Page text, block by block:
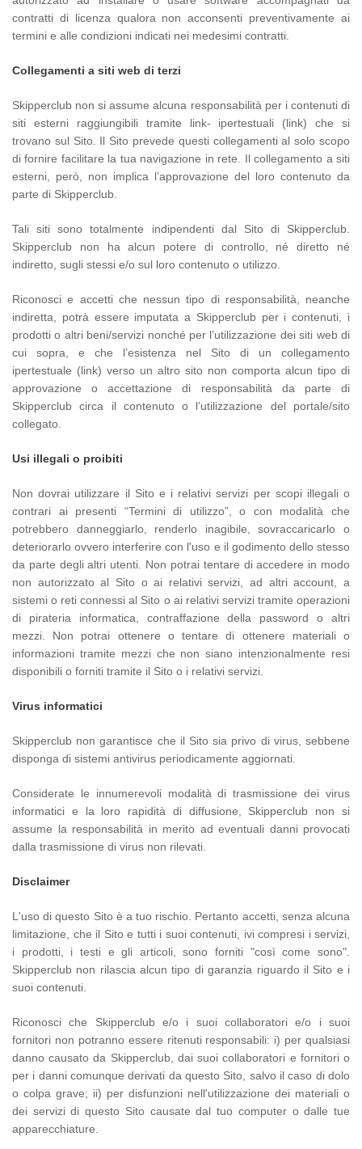
contratti di licenza qualora non acconsenti preventivamente ai
termini e alle condizioni indicati nei medesimi contratti.
Collegamenti a siti web di terzi
Skipperclub non si assume alcuna responsabilità per i contenuti di
siti esterni raggiungibili tramite link- ipertestuali (link) che si
trovano sul Sito. Il Sito prevede questi collegamenti al solo scopo
di fornire facilitare la tua navigazione in rete. Il collegamento a siti
esterni, però, non implica l’approvazione del loro contenuto da
parte di Skipperclub.
Tali siti sono totalmente indipendenti dal Sito di Skipperclub.
Skipperclub non ha alcun potere di controllo, né diretto né
indiretto, sugli stessi e/o sul loro contenuto o utilizzo.
Riconosci e accetti che nessun tipo di responsabilità, neanche
indiretta, potrà essere imputata a Skipperclub per i contenuti, i
prodotti o altri beni/servizi nonché per l’utilizzazione dei siti web di
cui sopra, e che l’esistenza nel Sito di un collegamento
ipertestuale (link) verso un altro sito non comporta alcun tipo di
approvazione o accettazione di responsabilità da parte di
Skipperclub circa il contenuto o l’utilizzazione del portale/sito
collegato.
Usi illegali o proibiti
Non dovrai utilizzare il Sito e i relativi servizi per scopi illegali o
contrari ai presenti “Termini di utilizzo”, o con modalità che
potrebbero danneggiarlo, renderlo inagibile, sovraccaricarlo o
deteriorarlo ovvero interferire con l'uso e il godimento dello stesso
da parte degli altri utenti. Non potrai tentare di accedere in modo
non autorizzato al Sito o ai relativi servizi, ad altri account, a
sistemi o reti connessi al Sito o ai relativi servizi tramite operazioni
di pirateria informatica, contraffazione della password o altri
mezzi. Non potrai ottenere o tentare di ottenere materiali o
informazioni tramite mezzi che non siano intenzionalmente resi
disponibili o forniti tramite il Sito o i relativi servizi.
Virus informatici
Skipperclub non garantisce che il Sito sia privo di virus, sebbene
disponga di sistemi antivirus periodicamente aggiornati.
Considerate le innumerevoli modalità di trasmissione dei virus
informatici e la loro rapidità di diffusione, Skipperclub non si
assume la responsabilità in merito ad eventuali danni provocati
dalla trasmissione di virus non rilevati.
Disclaimer
L'uso di questo Sito è a tuo rischio. Pertanto accetti, senza alcuna
limitazione, che il Sito e tutti i suoi contenuti, ivi compresi i servizi,
i prodotti, i testi e gli articoli, sono forniti "così come sono".
Skipperclub non rilascia alcun tipo di garanzia riguardo il Sito e i
suoi contenuti.
Riconosci che Skipperclub e/o i suoi collaboratori e/o i suoi
fornitori non potranno essere ritenuti responsabili: i) per qualsiasi
danno causato da Skipperclub, dai suoi collaboratori e fornitori o
per i danni comunque derivati da questo Sito, salvo il caso di dolo
o colpa grave; ii) per disfunzioni nell'utilizzazione dei materiali o
dei servizi di questo Sito causate dal tuo computer o dalle tue
apparecchiature.